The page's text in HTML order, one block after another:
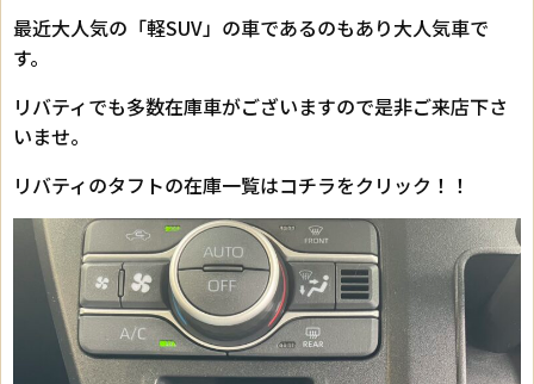
最近大人気の「軽SUV」の車であるのもあり大人気車で
す。
リバティでも多数在庫車がございますので是非ご来店下さ
いませ。
リバティのタフトの在庫一覧はコチラをクリック！！